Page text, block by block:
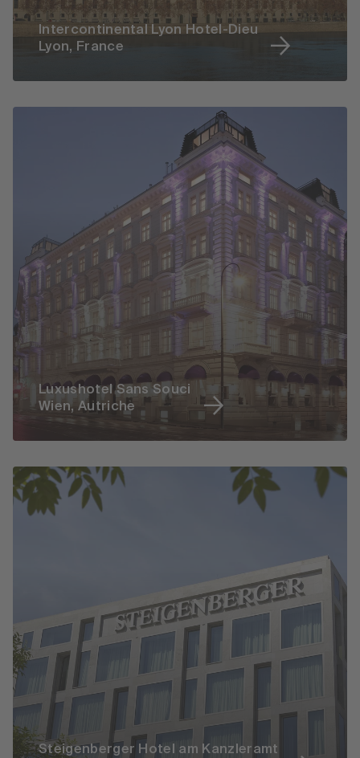
Intercontinental Lyon Hotel-Dieu
Lyon, France
Luxushotel Sans Souci
Wien, Autriche
Steigenberger Hotel am Kanzleramt